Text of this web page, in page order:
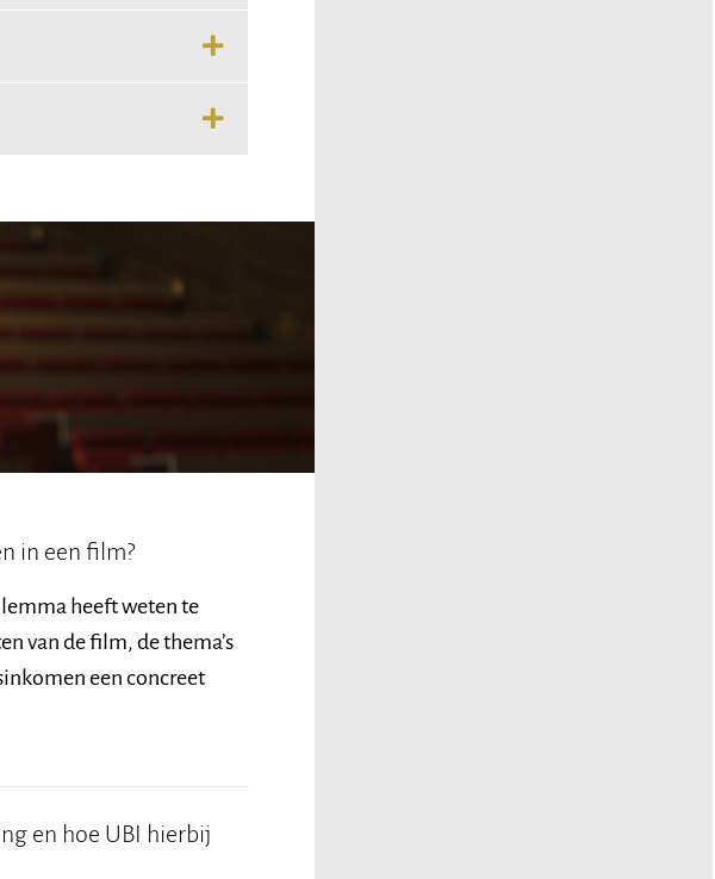
in een film?
heeft weten te
van de film, de thema’s
een concreet
en hoe UBI hierbij